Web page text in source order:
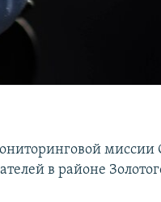
миссии
в районе